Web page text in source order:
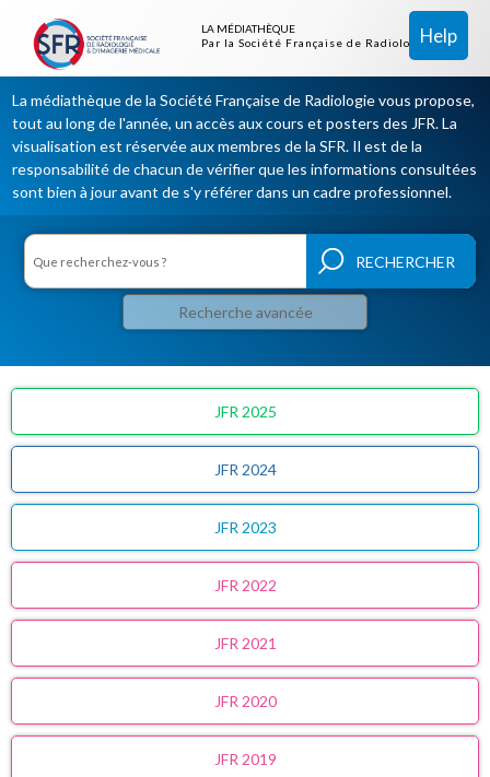
LA MÉDIATHÈQUE
Par la Société Française de RadiologieHelp
La médiathèque de la Société Française de Radiologie vous propose,
tout au long de l'année, un accès aux cours et posters des JFR. La
visualisation est réservée aux membres de la SFR. Il est de la
responsabilité de chacun de vérifier que les informations consultées
sont bien à jour avant de s'y référer dans un cadre professionnel.
Recherche avancée
JFR 2025
JFR 2024
JFR 2023
JFR 2022
JFR 2021
JFR 2020
JFR 2019